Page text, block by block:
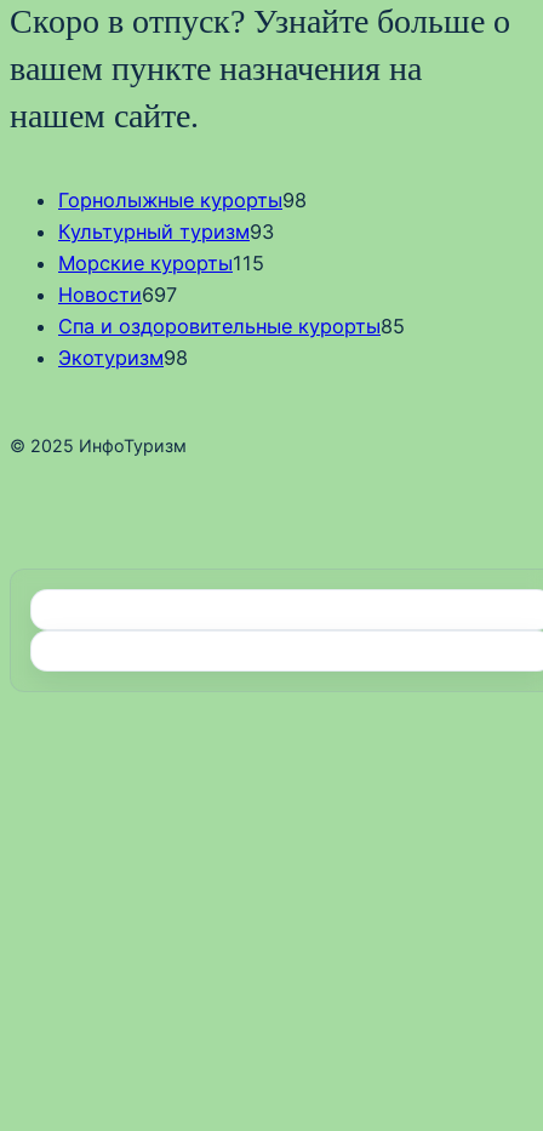
Скоро в отпуск? Узнайте больше о
вашем пункте назначения на
нашем сайте.
Горнолыжные курорты98
Культурный туризм93
Морские курорты115
Новости697
Спа и оздоровительные курорты85
Экотуризм98
© 2025 ИнфоТуризм